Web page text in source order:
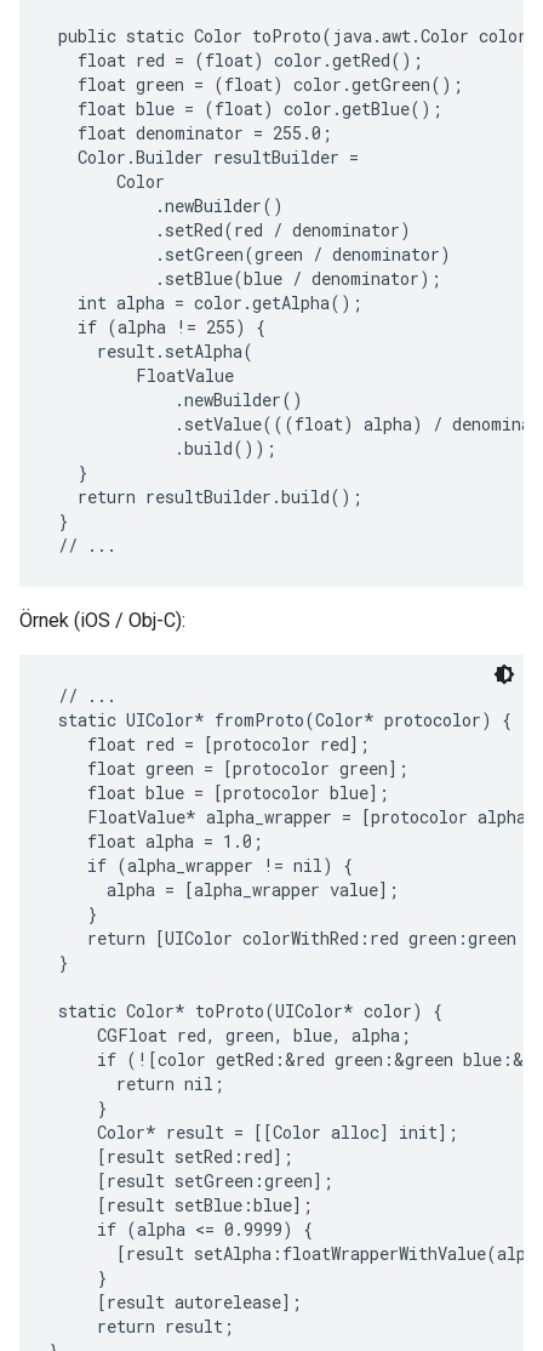
public static Color toProto(java.awt.Color
   float red = (float) color.getRed();
   float green = (float) color.getGreen();
   float blue = (float) color.getBlue();
   float denominator = 255.0;
   Color.Builder resultBuilder =
       Color
           .newBuilder()
           .setRed(red / denominator)
           .setGreen(green / denominator)
           .setBlue(blue / denominator);
   int alpha = color.getAlpha();
   if (alpha != 255) {
     result.setAlpha(
         FloatValue
             .newBuilder()
.setValue(((float) alpha) /
             .build());
   }
   return resultBuilder.build();
}
Örnek (iOS / Obj-C):
// ...
static UIColor* fromProto(Color* protocolor) {
    float red = [protocolor red];
    float green = [protocolor green];
    float blue = [protocolor blue];
FloatValue* alpha_wrapper = [protocolor
    float alpha = 1.0;
    if (alpha_wrapper != nil) {
      alpha = [alpha_wrapper value];
    }
return [UIColor colorWithRed:red green:green
}
static Color* toProto(UIColor* color) {
     CGFloat red, green, blue, alpha;
if (![color getRed:&red green:&green
       return nil;
     }
     Color* result = [[Color alloc] init];
     [result setRed:red];
     [result setGreen:green];
     [result setBlue:blue];
     if (alpha <= 0.9999) {
[result
     }
     [result autorelease];
     return result;